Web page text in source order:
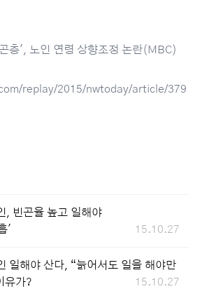
층', 노인 연령 상향조정 논란(MBC)
replay/2015/nwtoday/article/379
, 빈곤율 높고 일해야
'
15.10.27
일해야 산다, “늙어서도 일을 해야만
유가?
15.10.27